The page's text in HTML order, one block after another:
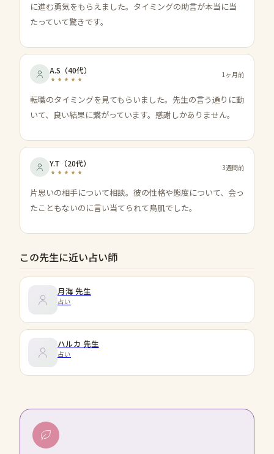
に進む勇気をもらえました。タイミングの助言が本当に当
たっていて驚きです。
A.S （40代） 1ヶ月前
転職のタイミングを見てもらいました。先生の言う通りに動
いて、良い結果に繋がっています。感謝しかありません。
Y.T （20代） 3週間前
片思いの相手について相談。彼の性格や態度について、会っ
たこともないのに言い当てられて鳥肌でした。
この先生に近い占い師
月海 先生
占い
ハルカ 先生
占い